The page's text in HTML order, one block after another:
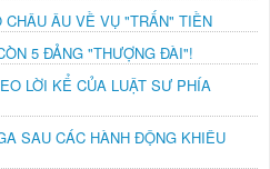
ÂU VỀ VỤ "TRẤN" TIỀN
5 ĐẢNG "THƯỢNG ĐÀI"!
LỜI KỂ CỦA LUẬT SƯ PHÍA
SAU CÁC HÀNH ĐỘNG KHIÊU